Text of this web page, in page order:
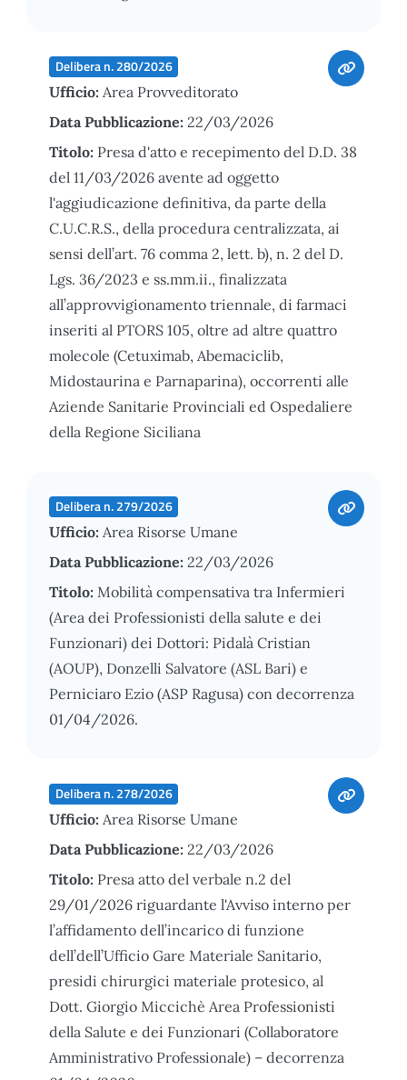
Delibera n. 280/2026
Ufficio: Area Provveditorato
Data Pubblicazione: 22/03/2026
Titolo: Presa d'atto e recepimento del D.D. 38
del 11/03/2026 avente ad oggetto
l'aggiudicazione definitiva, da parte della
C.U.C.R.S., della procedura centralizzata, ai
sensi dell’art. 76 comma 2, lett. b), n. 2 del D.
Lgs. 36/2023 e ss.mm.ii., finalizzata
all’approvvigionamento triennale, di farmaci
inseriti al PTORS 105, oltre ad altre quattro
molecole (Cetuximab, Abemaciclib,
Midostaurina e Parnaparina), occorrenti alle
Aziende Sanitarie Provinciali ed Ospedaliere
della Regione Siciliana
Delibera n. 279/2026
Ufficio: Area Risorse Umane
Data Pubblicazione: 22/03/2026
Titolo: Mobilità compensativa tra Infermieri
(Area dei Professionisti della salute e dei
Funzionari) dei Dottori: Pidalà Cristian
(AOUP), Donzelli Salvatore (ASL Bari) e
Perniciaro Ezio (ASP Ragusa) con decorrenza
01/04/2026.
Delibera n. 278/2026
Ufficio: Area Risorse Umane
Data Pubblicazione: 22/03/2026
Titolo: Presa atto del verbale n.2 del
29/01/2026 riguardante l'Avviso interno per
l’affidamento dell’incarico di funzione
dell’dell’Ufficio Gare Materiale Sanitario,
presidi chirurgici materiale protesico, al
Dott. Giorgio Miccichè Area Professionisti
della Salute e dei Funzionari (Collaboratore
Amministrativo Professionale) – decorrenza